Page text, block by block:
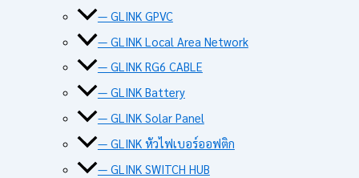
— GLINK GPVC
— GLINK Local Area Network
— GLINK RG6 CABLE
— GLINK Battery
— GLINK Solar Panel
— GLINK หัวไฟเบอร์ออฟติก
— GLINK SWITCH HUB